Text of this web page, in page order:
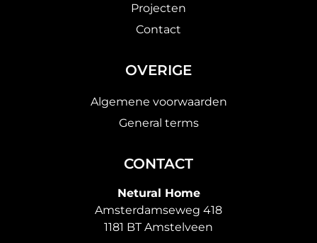
Projecten
Contact
OVERIGE
Algemene voorwaarden
General terms
CONTACT
Netural Home
Amsterdamseweg 418
1181 BT Amstelveen